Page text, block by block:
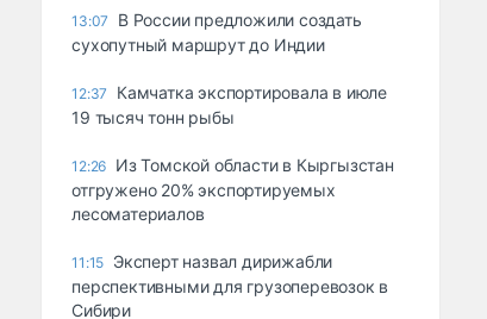
13:07
В России предложили создать
сухопутный маршрут до Индии
12:37
Камчатка экспортировала в июле
19 тысяч тонн рыбы
12:26 Из Томской области в Кыргызстан
отгружено 20% экспортируемых
лесоматериалов
11:15 Эксперт назвал дирижабли
перспективными для грузоперевозок в
Сибири